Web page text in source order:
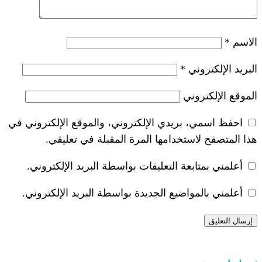
*
الإلكتروني، والموقع الإلكتروني في
المرة المقبلة في تعليقي.
التعليقات بواسطة البريد الإلكتروني.
الجديدة بواسطة البريد الإلكتروني.